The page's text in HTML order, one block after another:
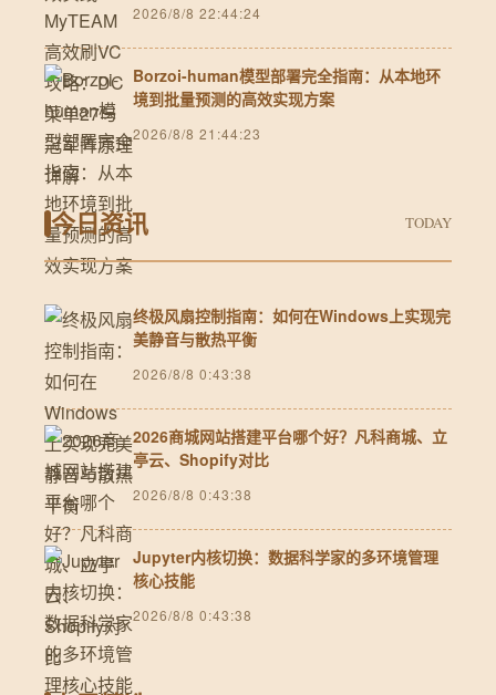
2026/8/8 22:44:24
Borzoi-human模型部署完全指南：从本地环
境到批量预测的高效实现方案
2026/8/8 21:44:23
今日资讯 TODAY
终极风扇控制指南：如何在Windows上实现完
美静音与散热平衡
2026/8/8 0:43:38
2026商城网站搭建平台哪个好？凡科商城、立
亭云、Shopify对比
2026/8/8 0:43:38
Jupyter内核切换：数据科学家的多环境管理
核心技能
2026/8/8 0:43:38